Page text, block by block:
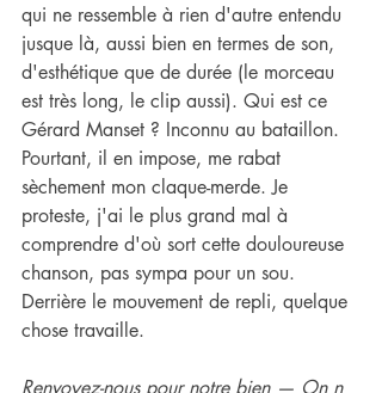
qui ne ressemble à rien d'autre entendu
jusque là, aussi bien en termes de son,
d'esthétique que de durée (le morceau
est très long, le clip aussi). Qui est ce
Gérard Manset ? Inconnu au bataillon.
Pourtant, il en impose, me rabat
sèchement mon claque-merde. Je
proteste, j'ai le plus grand mal à
comprendre d'où sort cette douloureuse
chanson, pas sympa pour un sou.
Derrière le mouvement de repli, quelque
chose travaille.
Renvoyez-nous pour notre bien — On n